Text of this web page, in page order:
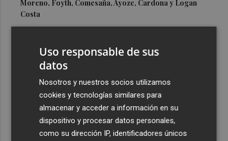
Moreno, Foyth, Comesaña, Ayoze, Cardona y Logan
Costa
San Javier da viabilidad al nuevo contrato del transporte
324 habitaciones
Estos son los estrenos que abren la cartelera en agosto:
de la comedia 'El último mono' a una nueva entrega de
'La Patrulla Canina'
Uso responsable de sus
datos
Nosotros y nuestros socios utilizamos
cookies y tecnologías similares para
almacenar y acceder a información en su
dispositivo y procesar datos personales,
como su dirección IP, identificadores únicos